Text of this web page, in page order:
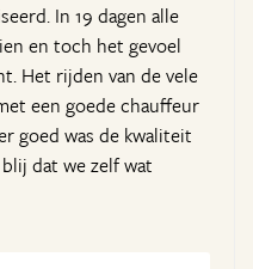
In 19 dagen alle
en toch het gevoel
Het rijden van de vele
een goede chauffeur
goed was de kwaliteit
dat we zelf wat